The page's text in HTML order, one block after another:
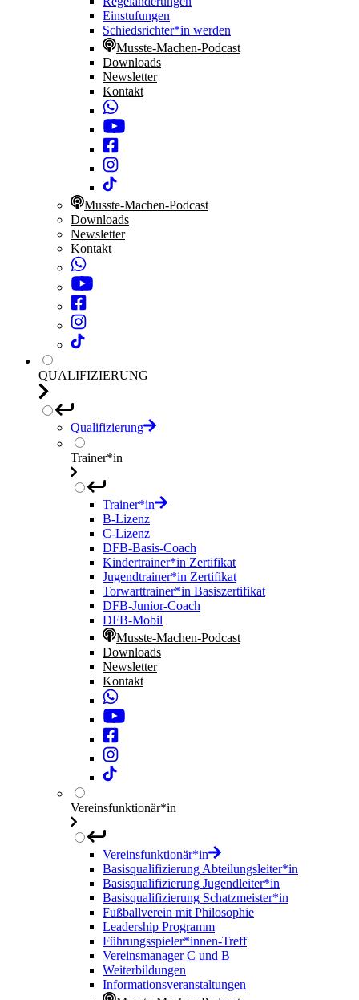
Einstufungen
Schiedsrichter*in werden
Musste-Machen-Podcast
Downloads
Newsletter
Kontakt
Musste-Machen-Podcast
Downloads
Newsletter
Kontakt
QUALIFIZIERUNG
Qualifizierung
Trainer*in
Trainer*in
B-Lizenz
C-Lizenz
DFB-Basis-Coach
Kindertrainer*in Zertifikat
Jugendtrainer*in Zertifikat
Torwarttrainer*in Basiszertifikat
DFB-Junior-Coach
DFB-Mobil
Musste-Machen-Podcast
Downloads
Newsletter
Kontakt
Vereinsfunktionär*in
Vereinsfunktionär*in
Basisqualifizierung Abteilungsleiter*in
Basisqualifizierung Jugendleiter*in
Basisqualifizierung Schatzmeister*in
Fußballverein mit Philosophie
Leadership Programm
Führungsspieler*innen-Treff
Vereinsmanager C und B
Weiterbildungen
Informationsveranstaltungen